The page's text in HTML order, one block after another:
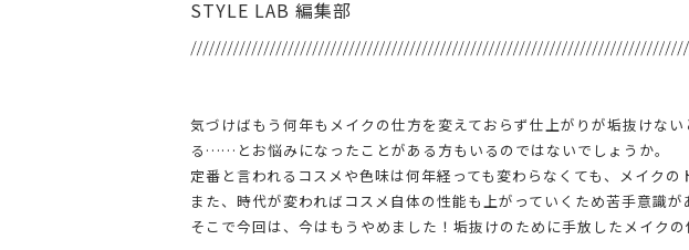
STYLE LAB 編集部
気づけばもう何年もメイクの仕方を変えておらず仕上がりが垢抜けな
る……とお悩みになったことがある方もいるのではないでしょうか。
定番と言われるコスメや色味は何年経っても変わらなくても、メイクの
また、時代が変わればコスメ自体の性能も上がっていくため苦手意識
そこで今回は、今はもうやめました！垢抜けのために手放したメイクの